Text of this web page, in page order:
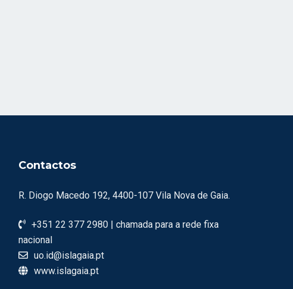
Contactos
R. Diogo Macedo 192, 4400-107 Vila Nova de Gaia.
+351 22 377 2980 | chamada para a rede fixa
nacional
uo.id@islagaia.pt
www.islagaia.pt